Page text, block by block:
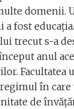
domenii.
a fost
trecut s-a
anul
Facultatea
regimul în
de